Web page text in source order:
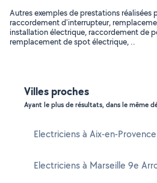
Autres exemples de prestations réalisées
raccordement d'interrupteur,
installation électrique, raccordement de
remplacement de spot électrique, ..
Villes proches
Ayant le plus de résultats, dans le même
Electriciens à Aix-en-Provence
Electriciens à Marseille 9e